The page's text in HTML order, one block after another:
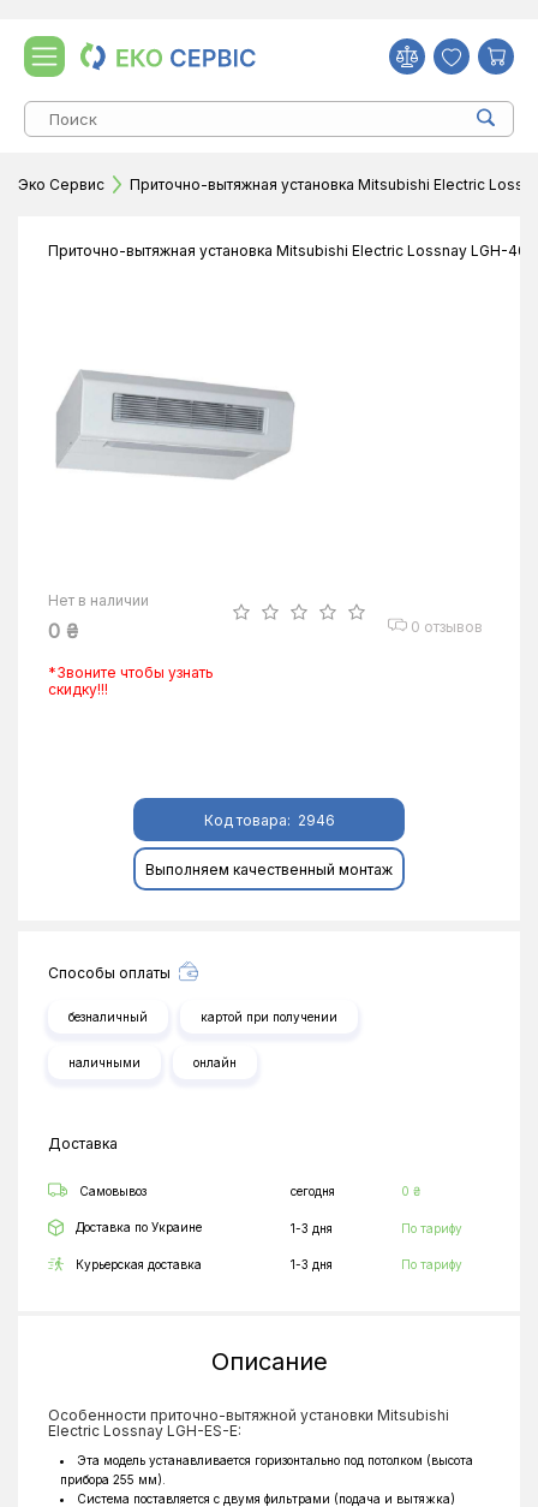
Эко Сервис Приточно-вытяжная установка Mitsubishi Electric
Приточно-вытяжная установка Mitsubishi Electric Lossnay LGH-
Нет в наличии
0 ₴
*Звоните чтобы узнать
скидку!!!
0 отзывов
Код товара: 2946
Выполняем качественный монтаж
Способы оплаты
безналичный картой при получении
наличными онлайн
Доставка
Самовывоз сегодня 0 ₴
Доставка по Украине 1-3 дня По тарифу
Курьерская доставка 1-3 дня По тарифу
Описание
Особенности приточно-вытяжной установки Mitsubishi
Electric Lossnay LGH-ES-E:
Эта модель устанавливается горизонтально под потолком (высота
прибора 255 мм).
Система поставляется с двумя фильтрами (подача и вытяжка)